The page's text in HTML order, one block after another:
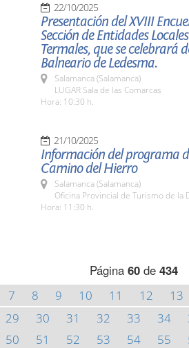
22/10/2025
Presentación del XVIII
Sección de Entidades
Termales, que se celebrará
Balneario de Ledesma.
Salamanca (Salamanca)
LUGAR Sala de las Comarcas
Hora: 10:30 h.
21/10/2025
Información del programa
Camino del Hierro
Salamanca (Salamanca)
Oficina Provincial de Turismo de la
Hora: 11:30 h.
Página 60 de 434
7 8 9 10 11 12 13
29 30 31 32 33 34
50 51 52 53 54 55